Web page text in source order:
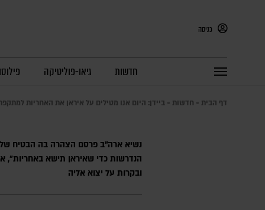
כניסה
חדשות גיאו-פוליטיקה
דף הבית » חדשות » ביידן: היום אנו מטילים על איראן את האחריות
נשיא ארה"ב פרסם הצהרה בה הבטיח
הנדרשות כדי שאיראן תישא באחריות",
ובקרות על יצוא אליה